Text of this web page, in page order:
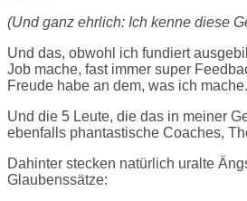
(Und ganz ehrlich: Ich kenne diese
Und das, obwohl ich fundiert
Job mache, fast immer super
Freude habe an dem, was ich mache.
Und die 5 Leute, die das in meiner
ebenfalls phantastische Coaches,
Dahinter stecken natürlich uralte
Glaubenssätze: